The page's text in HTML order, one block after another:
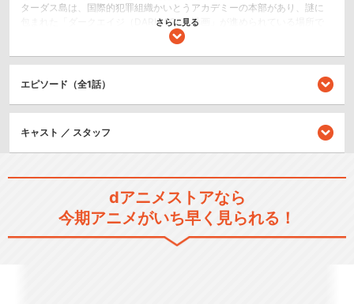
ターダス島は、国際的犯罪組織かいとうアカデミーの本部があり、謎に
包まれた「ダークエイジ（DARK AGE）計画」が進められている場所で
もあった。おしりたんていは、ワンコロけいさつのマルチーズしょちょ
に潜入することに！往年のスター、スターまぶしが主催するコンテスト
で、アイドルの卵たちと対決し勝ち上がっていく。一方その頃、かいと
うＵもスターダス島の地下の世界を探りながら、アカデミーの本部に迫
っていた。かいとうアカデミーのボス・かいとうＧに奪われた秘石「月
バーと対決し「ダークエイジ計画」を阻止するため、おしりたんていと
かいとうＵは一時的に協力することに。かいとうＧの狙いは何か？ 月
ブラウンの忘れられた過去までもが明らかになっていく。これまで永遠
の対立関係だった二人が共に戦うとき…奇跡が起こる！
コメディ/ギャグ
ホラー/サスペンス/推理
さらに見る
エピソード（全1話）
キャスト ／ スタッフ
dアニメストアなら
今期アニメがいち早く見られる！